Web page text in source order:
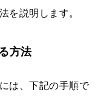
を説明します。
方法
は、下記の手順で